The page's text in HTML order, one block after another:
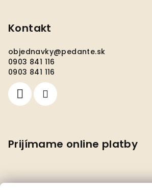
Kontakt
objednavky@pedante.sk
0903 841 116
0903 841 116
Prijímame online platby